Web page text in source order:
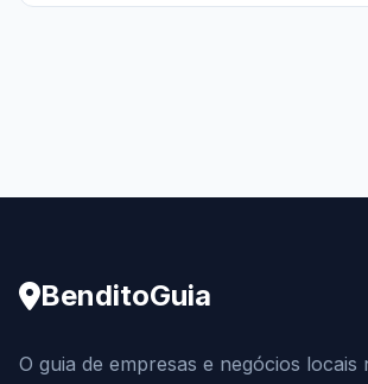
BenditoGuia
O guia de empresas e negócios locais